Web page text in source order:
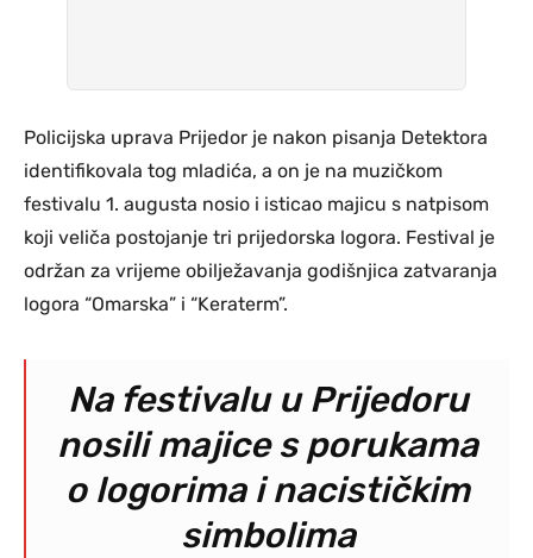
Policijska uprava Prijedor je nakon pisanja Detektora
identifikovala tog mladića, a on je na muzičkom
festivalu 1. augusta nosio i isticao majicu s natpisom
koji veliča postojanje tri prijedorska logora. Festival je
održan za vrijeme obilježavanja godišnjica zatvaranja
logora “Omarska” i “Keraterm”.
Na festivalu u Prijedoru
nosili majice s porukama
o logorima i nacističkim
simbolima